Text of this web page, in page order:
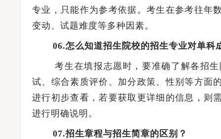
专业，只能作为参考依据。考生在参考往年
变动、试题难度等多种因素。
06.怎么知道招生院校的招生专业对单科
考生在填报志愿时，要准确了解各招生
试、综合素质评价、加分政策、性别等方面
进行初步查看，若要获取更详细的信息，则
进行明确说明。
07.招生章程与招生简章的区别？